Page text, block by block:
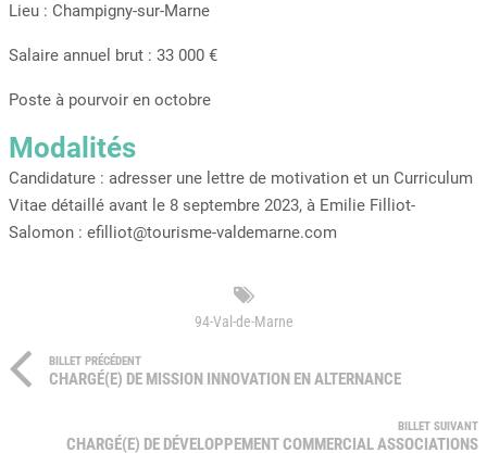
Lieu : Champigny-sur-Marne
Salaire annuel brut : 33 000 €
Poste à pourvoir en octobre
Modalités
Candidature : adresser une lettre de motivation et un Curriculum
Vitae détaillé avant le 8 septembre 2023, à Emilie Filliot-
Salomon : efilliot@tourisme-valdemarne.com
94-Val-de-Marne
BILLET PRÉCÉDENT
CHARGÉ(E) DE MISSION INNOVATION EN ALTERNANCE
BILLET SUIVANT
CHARGÉ(E) DE DÉVELOPPEMENT COMMERCIAL ASSOCIATIONS